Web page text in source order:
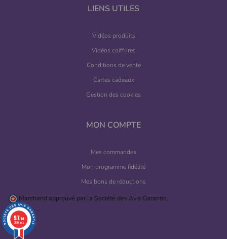
(28 avis)
LIENS UTILES
Vidéos produits
Vidéos coiffures
Conditions de vente
Cartes cadeaux
Gestion des cookies
MON COMPTE
Mes commandes
Mon programme fidélité
Mes bons de réductions
Marchand approuvé par la Société des Avis Garantis,
vérifier .
9.7/10
2818 avis